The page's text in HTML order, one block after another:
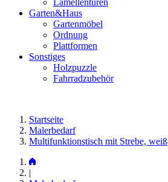
Lamellentüren
Garten&Haus
Gartenmöbel
Ordnung
Plattformen
Sonstiges
Holzpuzzle
Fahrradzubehör
Startseite
Malerbedarf
Multifunktionstisch mit Strebe, weiß
|